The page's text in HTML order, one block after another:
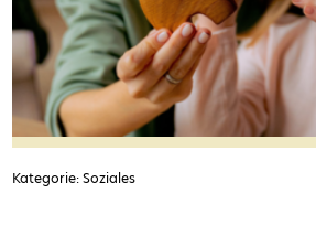
Kategorie: Soziales